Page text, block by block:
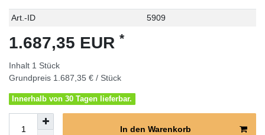
Technisches
Wert
Art.-ID 5909
1.687,35 EUR *
Inhalt 1 Stück
Grundpreis 1.687,35 € / Stück
Innerhalb von 30 Tagen lieferbar.
In den Warenkorb